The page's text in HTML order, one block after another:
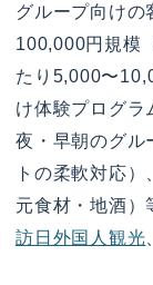
グループ向けの
100,000円規模
たり5,000〜
け体験プログラ
夜・早朝のグル
トの柔軟対応
元食材・地酒）
訪日外国人観光